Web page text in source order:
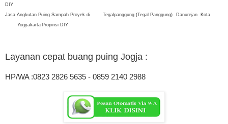
DIY
Jasa Angkutan Puing Sampah Proyek di
Tegalpanggung (Tegal Panggung) Danurejan
Kota
Yogyakarta Propinsi DIY
Layanan cepat buang puing Jogja :
HP/WA :0823 2826 5635 - 0859 2140 2988